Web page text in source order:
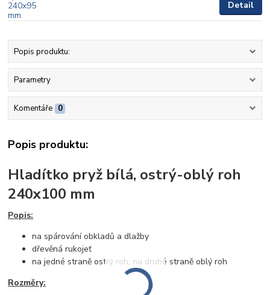
Detail
Popis produktu:
Parametry
Komentáře 0
Popis produktu:
Hladítko pryž bílá, ostrý-oblý roh
240x100 mm
Popis:
na spárování obkladů a dlažby
dřevěná rukojeť
na jedné straně ostrý roh, na druhé straně oblý roh
Rozměry: